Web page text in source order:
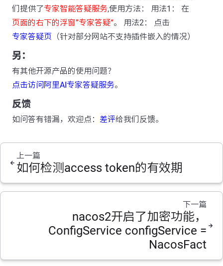
们提供了专家智能答疑服务,使用方法： 用法1： 在
页面的右下的浮窗”专家答疑“。 用法2： 点击
专家答疑页 （针对部分网站不支持插件嵌入的情况）
另：
有其他开源产品的使用问题？
点击访问阿里AI专家答疑服务。
反馈
如问答有错漏，欢迎点： 差评给我们反馈。
上一篇
如何检测access token的有效期
下一篇
nacos2开启了加密功能，
ConfigService configService =
NacosFact